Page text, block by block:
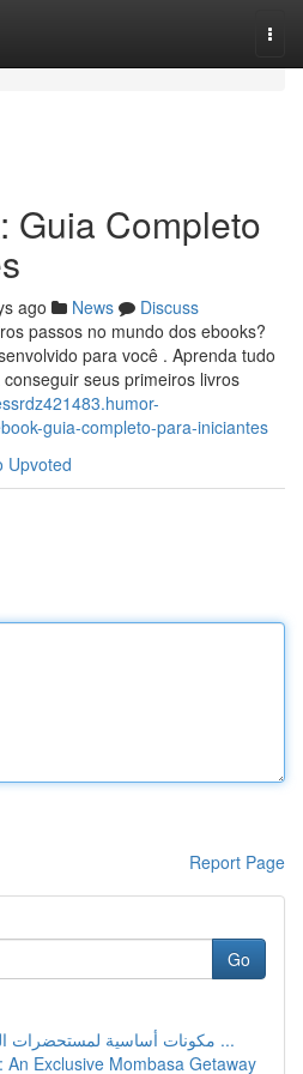
Guia Completo
ago News
Discuss
passos no mundo dos ebooks?
para você . Aprenda tudo
seus primeiros livros
guia-completo-para-iniciantes
Upvoted
Report Page
Go
مكونات أساسية لمستحضرات المكياج: مرشد كامل ...
An Exclusive Mombasa Getaway